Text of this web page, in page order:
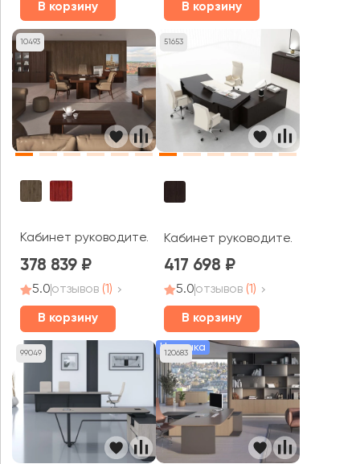
В корзину В корзину
10493
Кабинет руководителя Макс / Mux
378 839
5.0отзывов (1)
В корзину
51653
Кабинет руководителя
417 698
5.0отзывов (1)
В корзину
99049 120683
Новинка